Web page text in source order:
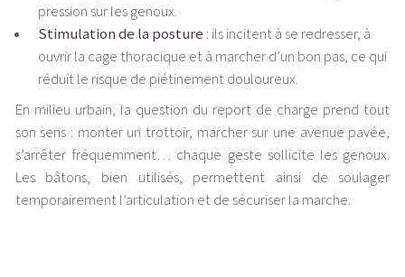
pression sur les genoux.
Stimulation de la posture : ils incitent à se redresser, à
ouvrir la cage thoracique et à marcher d’un bon pas, ce qui
réduit le risque de piétinement douloureux.
En milieu urbain, la question du report de charge prend tout
son sens : monter un trottoir, marcher sur une avenue pavée,
s’arrêter fréquemment… chaque geste sollicite les genoux.
Les bâtons, bien utilisés, permettent ainsi de soulager
temporairement l’articulation et de sécuriser la marche.